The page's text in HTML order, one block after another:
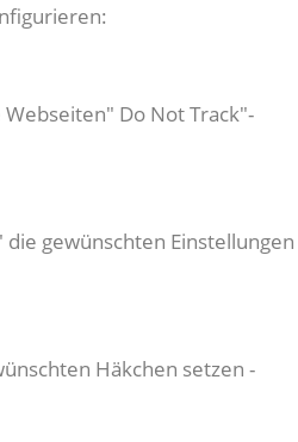
Do Not Track"-
gewünschten Einstellungen
Häkchen setzen -